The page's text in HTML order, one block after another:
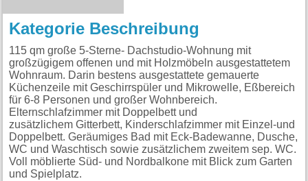
Kategorie Beschreibung
115 qm große 5-Sterne- Dachstudio-Wohnung mit
großzügigem offenen und mit Holzmöbeln ausgestattetem
Wohnraum. Darin bestens ausgestattete gemauerte
Küchenzeile mit Geschirrspüler und Mikrowelle, Eßbereich
für 6-8 Personen und großer Wohnbereich.
Elternschlafzimmer mit Doppelbett und
zusätzlichem Gitterbett, Kinderschlafzimmer mit Einzel-und
Doppelbett. Geräumiges Bad mit Eck-Badewanne, Dusche,
WC und Waschtisch sowie zusätzlichem zweitem sep. WC.
Voll möblierte Süd- und Nordbalkone mit Blick zum Garten
und Spielplatz.